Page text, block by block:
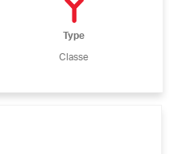
Type
Classe